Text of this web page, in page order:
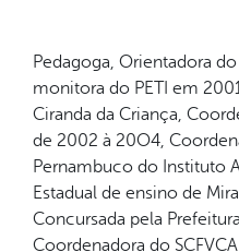
Pedagoga, Orientadora
monitora do PETI em
Ciranda da Criança,
de 2002 à 20O4,
Pernambuco do Instituto
Estadual de ensino de
Concursada pela
Coordenadora do